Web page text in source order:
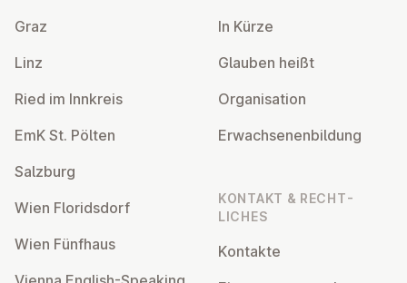
Graz
Linz
Ried im Innkreis
EmK St. Pölten
Salzburg
Wien Flor­idsdorf
Wien Fünfhaus
In Kürze
Glauben heißt
Or­gan­isa­tion
Er­wach­sen­en­bildung
KONTAKT & RECHT­
LICHES
Kontakte